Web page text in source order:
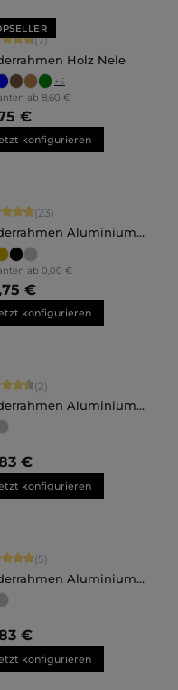
Sternen Bewertung von
(7)
Holz Nele
+5
ab 8,60 €
€
konfigurieren
Sternen Bewertung von
(23)
Aluminium
ab 0,00 €
€
konfigurieren
5 Sternen Bewertung von
(2)
Aluminium
Maßanfertigung
€
konfigurieren
Sternen Bewertung von 5
(5)
Aluminium
Maßanfertigung
€
konfigurieren